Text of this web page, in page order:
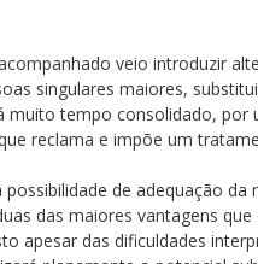
veio introduzir
singulares maiores,
muito tempo consolidado,
reclama e impõe um
de adequação
das maiores vantagens
apesar das dificuldades